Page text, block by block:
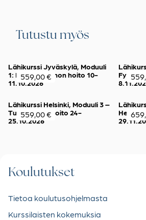
Tutustu myös
559,00€
Lähikurssi Jyväskylä, Moduuli
1: Fyysisen kehon hoito 10-
11.10.2026
559,00€
Lähikurssi Helsinki, Moduuli 3 –
Tunnekehon hoito 24-
25.10.2026
Koulutukset
Tietoa koulutusohjelmasta
Kurssilaisten kokemuksia